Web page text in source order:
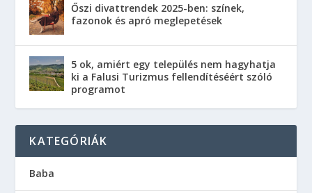
Őszi divattrendek 2025-ben: színek,
fazonok és apró meglepetések
5 ok, amiért egy település nem hagyhatja
ki a Falusi Turizmus fellendítéséért szóló
programot
KATEGÓRIÁK
Baba